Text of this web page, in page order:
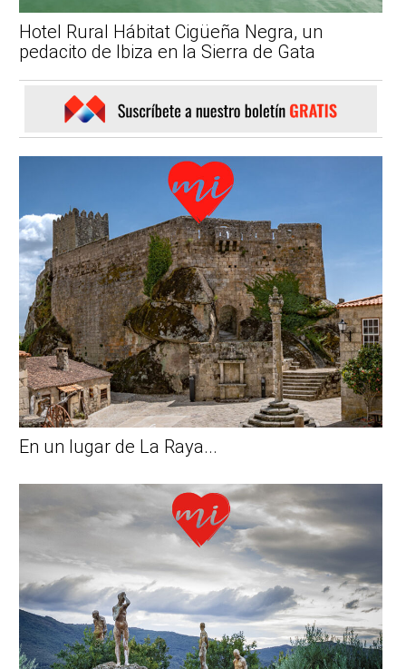
Hotel Rural Hábitat Cigüeña Negra, un
pedacito de Ibiza en la Sierra de Gata
En un lugar de La Raya...